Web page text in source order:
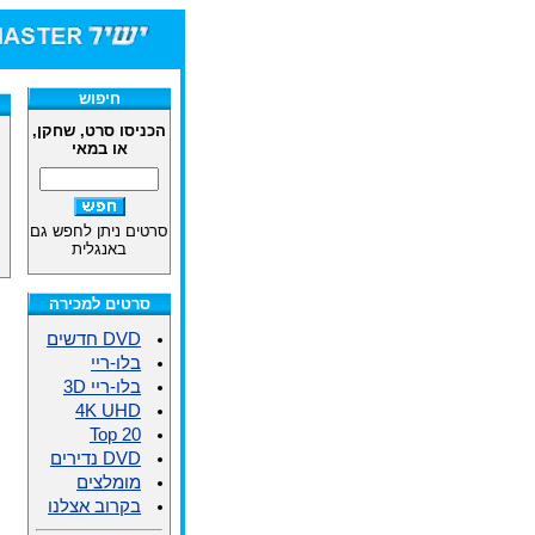
חיפוש
הכניסו סרט, שחקן,
או במאי
סרטים ניתן לחפש גם
באנגלית
סרטים למכירה
DVD חדשים
בלו-ריי
בלו-ריי 3D
4K UHD
Top 20
DVD נדירים
מומלצים
בקרוב אצלנו